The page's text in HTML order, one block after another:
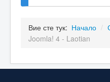
Вие сте тук: Начало /
Joomla! 4 - Laotian